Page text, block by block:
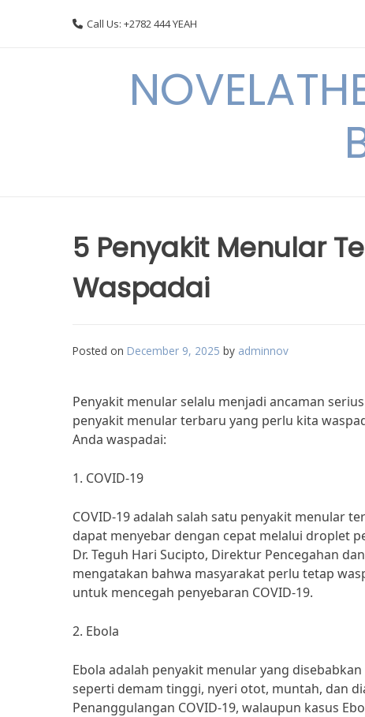
Call Us: +2782 444 YEAH
5 Penyakit Menular
Waspadai
Posted on December 9, 2025 by adminnov
Penyakit menular selalu menjadi ancaman
penyakit menular terbaru yang perlu kita
Anda waspadai:
1. COVID-19
COVID-19 adalah salah satu penyakit menular
dapat menyebar dengan cepat melalui droplet
Dr. Teguh Hari Sucipto, Direktur Pencegahan
mengatakan bahwa masyarakat perlu tetap
untuk mencegah penyebaran COVID-19.
2. Ebola
Ebola adalah penyakit menular yang
seperti demam tinggi, nyeri otot, muntah, dan
Penanggulangan COVID-19, walaupun kasus